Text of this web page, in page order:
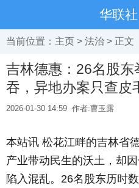
华联社
当前位置： 主页 > 法治 > 正文
吉林德惠：26名股
吞，异地办案只查皮
2026-01-30 14:59 作者:曹玉露
本站讯 松花江畔的吉林省
产业带动民生的沃土，却
陷入混乱。26名股东历时